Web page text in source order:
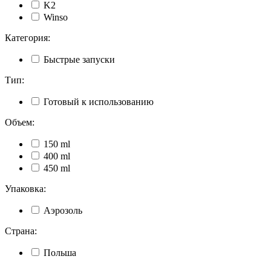
K2
Winso
Категория:
Быстрые запуски
Тип:
Готовый к использованию
Объем:
150 ml
400 ml
450 ml
Упаковка:
Аэрозоль
Страна:
Польша